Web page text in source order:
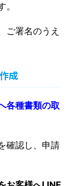
。
ご署名のうえ
成
各種書類の取
確認し、申請